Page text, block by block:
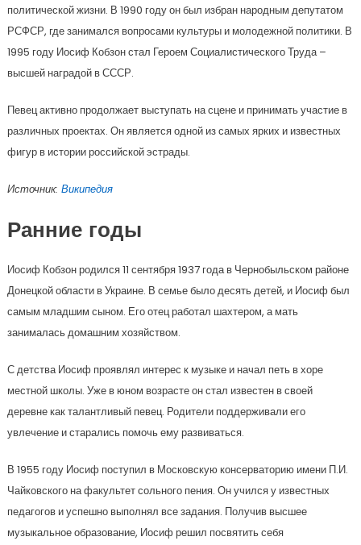
политической жизни. В 1990 году он был избран народным депутатом
РСФСР, где занимался вопросами культуры и молодежной политики. В
1995 году Иосиф Кобзон стал Героем Социалистического Труда –
высшей наградой в СССР.
Певец активно продолжает выступать на сцене и принимать участие в
различных проектах. Он является одной из самых ярких и известных
фигур в истории российской эстрады.
Источник: Википедия
Ранние годы
Иосиф Кобзон родился 11 сентября 1937 года в Чернобыльском районе
Донецкой области в Украине. В семье было десять детей, и Иосиф был
самым младшим сыном. Его отец работал шахтером, а мать
занималась домашним хозяйством.
С детства Иосиф проявлял интерес к музыке и начал петь в хоре
местной школы. Уже в юном возрасте он стал известен в своей
деревне как талантливый певец. Родители поддерживали его
увлечение и старались помочь ему развиваться.
В 1955 году Иосиф поступил в Московскую консерваторию имени П.И.
Чайковского на факультет сольного пения. Он учился у известных
педагогов и успешно выполнял все задания. Получив высшее
музыкальное образование, Иосиф решил посвятить себя